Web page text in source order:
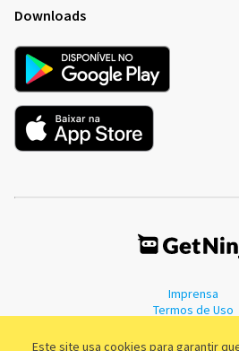
Este site usa cookies para garantir
Downloads
Imprensa
Termos de Uso